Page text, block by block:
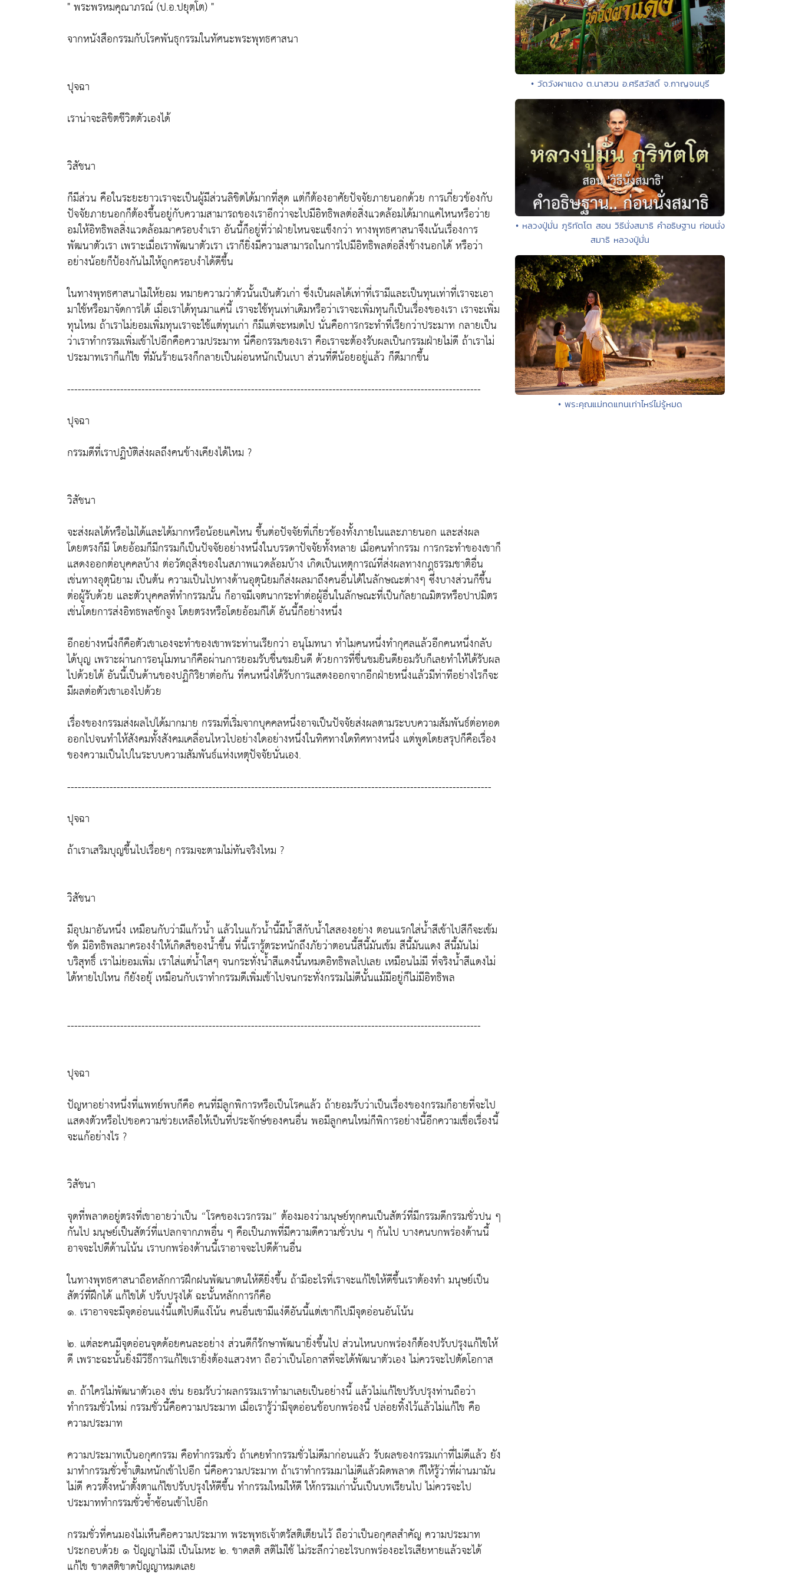
" พระพรหมคุณาภรณ์ (ป.อ.ปยุตฺโต) "
จากหนังสือกรรมกับโรคพันธุกรรมในทัศนะพระพุทธศาสนา
ปุจฉา
เราน่าจะลิขิตชีวิตตัวเองได้
วิสัชนา
ก็มีส่วน คือในระยะยาวเราจะเป็นผู้มีส่วนลิขิตได้มากที่สุด แต่ก็ต้องอาศัยปัจจัยภายนอกด้วย การเกี่ยวข้องกับ
ปัจจัยภายนอกก็ต้องขึ้นอยู่กับความสามารถของเราอีกว่าจะไปมีอิทธิพลต่อสิ่งแวดล้อมได้มากแค่ไหนหรือว่าย
อมให้อิทธิพลสิ่งแวดล้อมมาครอบงำเรา อันนี้ก็อยู่ที่ว่าฝ่ายไหนจะแข็งกว่า ทางพุทธศาสนาจึงเน้นเรื่องการ
พัฒนาตัวเรา เพราะเมื่อเราพัฒนาตัวเรา เราก็ยิ่งมีความสามารถในการไปมีอิทธิพลต่อสิ่งข้างนอกได้ หรือว่า
อย่างน้อยก็ป้องกันไม่ให้ถูกครอบงำได้ดีขึ้น
ในทางพุทธศาสนาไม่ให้ยอม หมายความว่าตัวนั้นเป็นตัวเก่า ซึ่งเป็นผลได้เท่าที่เรามีและเป็นทุนเท่าที่เราจะเอา
มาใช้หรือมาจัดการได้ เมื่อเราได้ทุนมาแค่นี้ เราจะใช้ทุนเท่าเดิมหรือว่าเราจะเพิ่มทุนก็เป็นเรื่องของเรา เราจะเพิ่ม
ทุนไหม ถ้าเราไม่ยอมเพิ่มทุนเราจะใช้แต่ทุนเก่า ก็มีแต่จะหมดไป นั่นคือการกระทำที่เรียกว่าประมาท กลายเป็น
ว่าเราทำกรรมเพิ่มเข้าไปอีกคือความประมาท นี่คือกรรมของเรา คือเราจะต้องรับผลเป็นกรรมฝ่ายไม่ดี ถ้าเราไม่
ประมาทเราก็แก้ไข ที่มันร้ายแรงก็กลายเป็นผ่อนหนักเป็นเบา ส่วนที่ดีน้อยอยู่แล้ว ก็ดีมากขึ้น
---------------------------------------------------------------------------------------------------------------------
ปุจฉา
กรรมดีที่เราปฏิบัติส่งผลถึงคนข้างเคียงได้ไหม ?
วิสัชนา
จะส่งผลได้หรือไม่ได้และได้มากหรือน้อยแค่ไหน ขึ้นต่อปัจจัยที่เกี่ยวข้องทั้งภายในและภายนอก และส่งผล
โดยตรงก็มี โดยอ้อมก็มีกรรมก็เป็นปัจจัยอย่างหนึ่งในบรรดาปัจจัยทั้งหลาย เมื่อคนทำกรรม การกระทำของเขาก็
แสดงออกต่อบุคคลบ้าง ต่อวัตถุสิ่งของในสภาพแวดล้อมบ้าง เกิดเป็นเหตุการณ์ที่ส่งผลทางกฎธรรมชาติอื่น
เช่นทางอุตุนิยาม เป็นต้น ความเป็นไปทางด้านอุตุนิยมก็ส่งผลมาถึงคนอื่นได้ในลักษณะต่างๆ ซึ่งบางส่วนก็ขึ้น
ต่อผู้รับด้วย และตัวบุคคลที่ทำกรรมนั้น ก็อาจมีเจตนากระทำต่อผู้อื่นในลักษณะที่เป็นกัลยาณมิตรหรือปาปมิตร
เช่นโดยการส่งอิทธพลชักจูง โดยตรงหรือโดยอ้อมก็ได้ อันนี้ก็อย่างหนึ่ง
อีกอย่างหนึ่งก็คือตัวเขาเองจะทำของเขาพระท่านเรียกว่า อนุโมทนา ทำไมคนหนึ่งทำกุศลแล้วอีกคนหนึ่งกลับ
ได้บุญ เพราะผ่านการอนุโมทนาก็คือผ่านการยอมรับชื่นชมยินดี ด้วยการที่ชื่นชมยินดียอมรับก็เลยทำให้ได้รับผล
ไปด้วยได้ อันนี้เป็นด้านของปฏิกิริยาต่อกัน ที่คนหนึ่งได้รับการแสดงออกจากอีกฝ่ายหนึ่งแล้วมีท่าทีอย่างไรก็จะ
มีผลต่อตัวเขาเองไปด้วย
เรื่องของกรรมส่งผลไปได้มากมาย กรรมที่เริ่มจากบุคคลหนึ่งอาจเป็นปัจจัยส่งผลตามระบบความสัมพันธ์ต่อทอด
ออกไปจนทำให้สังคมทั้งสังคมเคลื่อนไหวไปอย่างใดอย่างหนึ่งในทิศทางใดทิศทางหนึ่ง แต่พูดโดยสรุปก็คือเรื่อง
ของความเป็นไปในระบบความสัมพันธ์แห่งเหตุปัจจัยนั่นเอง.
------------------------------------------------------------------------------------------------------------------------
ปุจฉา
ถ้าเราเสริมบุญขึ้นไปเรื่อยๆ กรรมจะตามไม่ทันจริงไหม ?
วิสัชนา
มีอุปมาอันหนึ่ง เหมือนกับว่ามีแก้วน้ำ แล้วในแก้วน้ำนี้มีน้ำสีกับน้ำใสสองอย่าง ตอนแรกใส่น้ำสีเข้าไปสีก็จะเข้ม
ชัด มีอิทธิพลมาครองงำให้เกิดสีของน้ำขึ้น ที่นี้เรารู้ตระหนักถึงภัยว่าตอนนี้สีนี้มันเข้ม สีนี้มันแดง สีนี้มันไม่
บริสุทธิ์ เราไม่ยอมเพิ่ม เราใส่แต่น้ำใสๆ จนกระทั่งน้ำสีแดงนี้นหมดอิทธิพลไปเลย เหมือนไม่มี ที่จริงน้ำสีแดงไม่
ได้หายไปไหน ก็ยังอยุ้ เหมือนกับเราทำกรรมดีเพิ่มเข้าไปจนกระทั่งกรรมไม่ดีนั้นแม้มีอยู่ก็ไม่มีอิทธิพล
---------------------------------------------------------------------------------------------------------------------
ปุจฉา
ปัญหาอย่างหนึ่งที่แพทย์พบก็คือ คนที่มีลูกพิการหรือเป็นโรคแล้ว ถ้ายอมรับว่าเป็นเรื่องของกรรมก็อายที่จะไป
แสดงตัวหรือไปขอความช่วยเหลือให้เป็นที่ประจักษ์ของคนอื่น พอมีลูกคนใหม่ก็พิการอย่างนี้อีกความเชื่อเรื่องนี้
จะแก้อย่างไร ?
วิสัชนา
จุดที่พลาดอยู่ตรงที่เขาอายว่าเป็น “โรคของเวรกรรม” ต้องมองว่ามนุษย์ทุกคนเป็นสัตว์ที่มีกรรมดีกรรมชั่วปน ๆ
กันไป มนุษย์เป็นสัตว์ที่แปลกจากภพอื่น ๆ คือเป็นภพที่มีความดีความชั่วปน ๆ กันไป บางคนบกพร่องด้านนี้
อาจจะไปดีด้านโน้น เราบกพร่องด้านนี้เราอาจจะไปดีด้านอื่น
ในทางพุทธศาสนาถือหลักการฝึกฝนพัฒนาตนให้ดียิ่งขึ้น ถ้ามีอะไรที่เราจะแก้ไขให้ดีขึ้นเราต้องทำ มนุษย์เป็น
สัตว์ที่ฝึกได้ แก้ไขได้ ปรับปรุงได้ ฉะนั้นหลักการก็คือ
๑. เราอาจจะมีจุดอ่อนแง่นี้แต่ไปดีแง่โน้น คนอื่นเขามีแง่ดีอันนี้แต่เขาก็ไปมีจุดอ่อนอันโน้น
๒. แต่ละคนมีจุดอ่อนจุดด้อยคนละอย่าง ส่วนดีก็รักษาพัฒนายิ่งขึ้นไป ส่วนไหนบกพร่องก็ต้องปรับปรุงแก้ไขให้
ดี เพราะฉะนั้นยิ่งมีวีธีการแก้ไขเรายิ่งต้องแสวงหา ถือว่าเป็นโอกาสที่จะได้พัฒนาตัวเอง ไม่ควรจะไปตัดโอกาส
๓. ถ้าใครไม่พัฒนาตัวเอง เช่น ยอมรับว่าผลกรรมเราทำมาเลยเป็นอย่างนี้ แล้วไม่แก้ไขปรับปรุงท่านถือว่า
ทำกรรมชั่วใหม่ กรรมชั่วนี้คือความประมาท เมื่อเรารู้ว่ามีจุดอ่อนข้อบกพร่องนี้ ปล่อยทิ้งไว้แล้วไม่แก้ไข คือ
ความประมาท
ความประมาทเป็นอกุศกรรม คือทำกรรมชั่ว ถ้าเคยทำกรรมชั่วไม่ดีมาก่อนแล้ว รับผลของกรรมเก่าที่ไม่ดีแล้ว ยัง
มาทำกรรมชั่วซ้ำเติมหนักเข้าไปอีก นี่คือความประมาท ถ้าเราทำกรรมมาไม่ดีแล้วผิดพลาด ก็ให้รู้ว่าที่ผ่านมามัน
ไม่ดี ควรตั้งหน้าตั้งตาแก้ไขปรับปรุงให้ดีขึ้น ทำกรรมใหม่ให้ดี ให้กรรมเก่านั้นเป็นบทเรียนไป ไม่ควรจะไป
ประมาททำกรรมชั่วซ้ำซ้อนเข้าไปอีก
กรรมชั่วที่คนมองไม่เห็นคือความประมาท พระพุทธเจ้าตรัสติเตียนไว้ ถือว่าเป็นอกุศลสำคัญ ความประมาท
ประกอบด้วย ๑ ปัญญาไม่มี เป็นโมหะ ๒. ขาดสติ สติไม่ใช้ ไม่ระลึกว่าอะไรบกพร่องอะไรเสียหายแล้วจะได้
แก้ไข ขาดสติขาดปัญญาหมดเลย
• วัดวังผาแดง ต.นาสวน อ.ศรีสวัสดิ์ จ.กาญจนบุรี
• หลวงปู่มั่น ภูริทัตโต สอน วิธีนั่งสมาธิ คําอธิษฐาน ก่อนนั่ง
สมาธิ หลวงปู่มั่น
• พระคุณแม่ทดแทนเท่าไหร่ไม่รู้หมด